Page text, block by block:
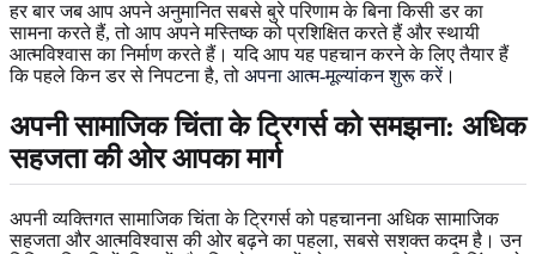
हर बार जब आप अपने अनुमानित सबसे बुरे परिणाम के बिना किसी डर का
सामना करते हैं, तो आप अपने मस्तिष्क को प्रशिक्षित करते हैं और स्थायी
आत्मविश्वास का निर्माण करते हैं। यदि आप यह पहचान करने के लिए तैयार हैं
कि पहले किन डर से निपटना है, तो अपना आत्म-मूल्यांकन शुरू करें।
अपनी सामाजिक चिंता के ट्रिगर्स को समझना: अधिक
सहजता की ओर आपका मार्ग
अपनी व्यक्तिगत सामाजिक चिंता के ट्रिगर्स को पहचानना अधिक सामाजिक
सहजता और आत्मविश्वास की ओर बढ़ने का पहला, सबसे सशक्त कदम है। उन